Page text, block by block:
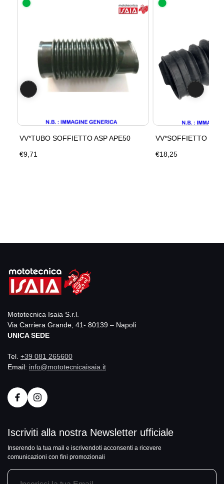
VV*TUBO SOFFIETTO ASP APE50
€9,71
VV*SOFFIETTO DI
€18,25
Mototecnica Isaia S.r.l.
Via Carriera Grande, 41- 80139 – Napoli
UNICA SEDE
Tel. +39 081 265600
Email: info@mototecnicaisaia.it
Iscriviti alla nostra Newsletter ufficiale
Inserendo la tua mail e iscrivendoti acconsenti a ricevere
comunicazioni con fini promozionali